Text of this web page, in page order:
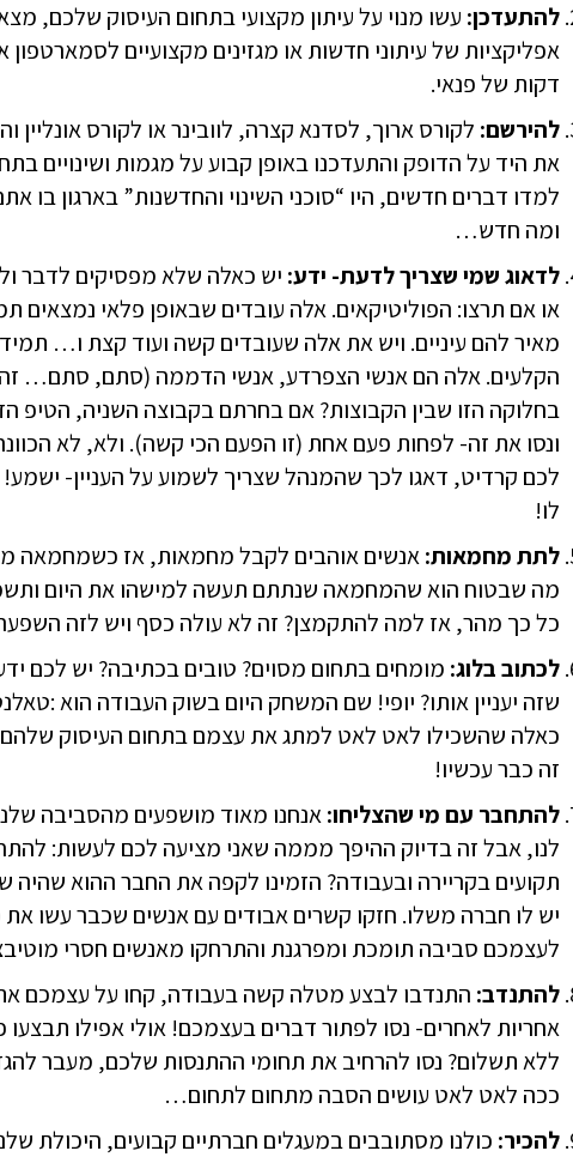
להתעדכן: עשו מנוי על עיתון מקצועי בתחום העיסוק שלכם,
אפליקציות של עיתוני חדשות או מגזינים מקצועיים לסמארטפון
דקות של פנאי.
להירשם: לקורס ארוך, לסדנא קצרה, לוובינר או לקורס
את היד על הדופק והתעדכנו באופן קבוע על מגמות ושינויים
למדו דברים חדשים, היו “סוכני השינוי והחדשנות” בארגון בו
ומה חדש…
לדאוג שמי שצריך לדעת- ידע: יש כאלה שלא מפסיקים לדבר
או אם תרצו: הפוליטיקאים. אלה עובדים שבאופן פלאי נמצאים
מאיר להם עיניים. ויש את אלה שעובדים קשה ועוד קצת ו…
הקלעים. אלה הם אנשי הצפרדע, אנשי הדממה (סתם, סתם…
בחלוקה הזו שבין הקבוצות? אם בחרתם בקבוצה השניה, הטיפ
ונסו את זה- לפחות פעם אחת (זו הפעם הכי קשה). ולא, לא
לכם קרדיט, דאגו לכך שהמנהל שצריך לשמוע על העניין-
לו!
לתת מחמאות:אנשים אוהבים לקבל מחמאות, אז כשמחמאה
מה שבטוח הוא שהמחמאה שנתתם תעשה למישהו את היום
כל כך מהר, אז למה להתקמצן? זה לא עולה כסף ויש לזה
לכתוב בלוג: מומחים בתחום מסוים? טובים בכתיבה? יש לכם
שזה יעניין אותו? יופי! שם המשחק היום בשוק העבודה הוא
כאלה שהשכילו לאט לאט למתג את עצמם בתחום העיסוק שלהם.
זה כבר עכשיו!
להתחבר עם מי שהצליחו:אנחנו מאוד מושפעים מהסביבה
לנו, אבל זה בדיוק ההיפך מממה שאני מציעה לכם לעשות:
יש לו חברה משלו. חזקו קשרים אבודים עם אנשים שכבר עשו
לעצמכם סביבה תומכת ומפרגנת והתרחקו מאנשים חסרי
להתנדב: התנדבו לבצע מטלה קשה בעבודה, קחו על עצמכם
אחריות לאחרים- נסו לפתור דברים בעצמכם! אולי אפילו תבצעו
ללא תשלום? נסו להרחיב את תחומי ההתנסות שלכם, מעבר
ככה לאט לאט עושים הסבה מתחום לתחום…
להכיר: כולנו מסתובבים במעגלים חברתיים קבועים, היכולת